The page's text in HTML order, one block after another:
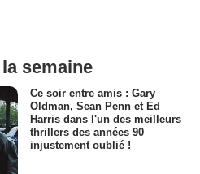
semaine
Ce soir entre amis : Gary
Oldman, Sean Penn et Ed
Harris dans l'un des meilleurs
thrillers des années 90
injustement oublié !